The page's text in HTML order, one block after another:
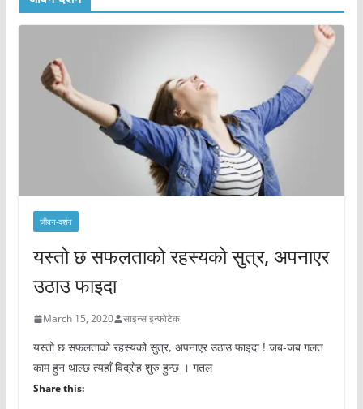
जीवन-दर्शन
यस्तो छ सफलताको रहस्यको सुत्र, अपनाएर
उठाउ फाइदा
March 15, 2020 साइन्स इन्फोटेक
यस्तो छ सफलताको रहस्यको सुत्र, अपनाएर उठाउ फाइदा ! जब-जब गलत
काम हुन थाल्छ त्यहाँ विद्रोह शुरु हुन्छ । गतल
Share this: